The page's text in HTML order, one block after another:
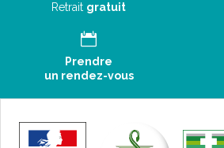
Retrait gratuit
Prendre
un rendez-vous